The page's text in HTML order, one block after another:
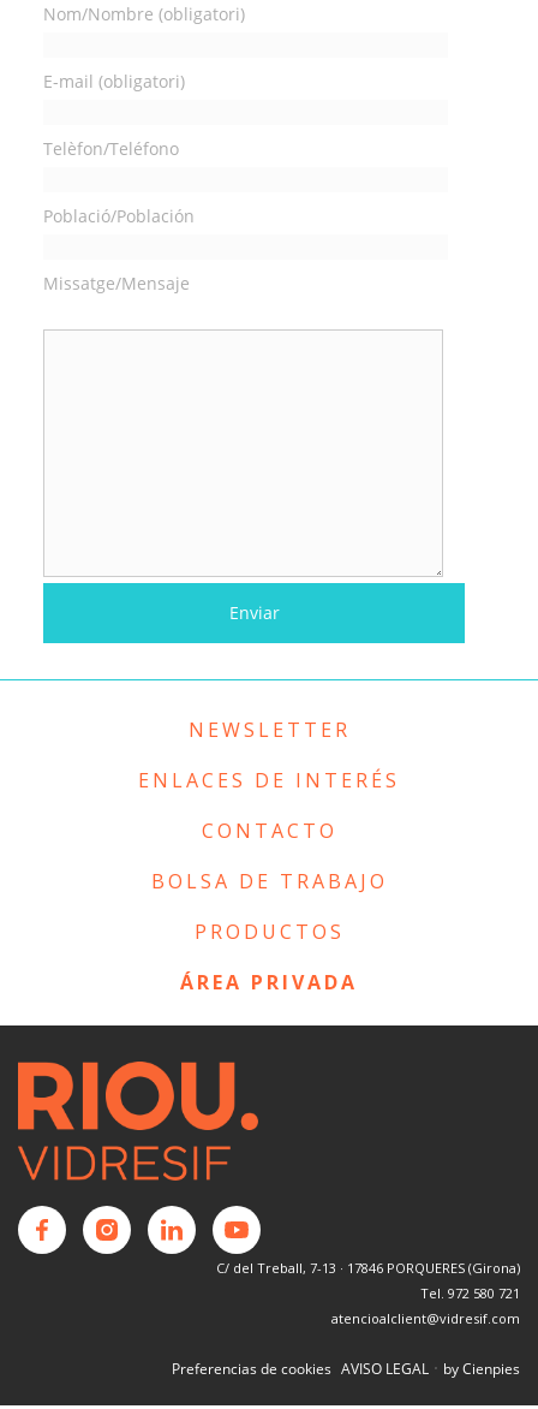
Nom/Nombre (obligatori)
E-mail (obligatori)
Telèfon/Teléfono
Població/Población
Missatge/Mensaje
NEWSLETTER
ENLACES DE INTERÉS
CONTACTO
BOLSA DE TRABAJO
PRODUCTOS
ÁREA PRIVADA
C/ del Treball, 7-13 · 17846 PORQUERES (Girona)
Tel. 972 580 721
atencioalclient@vidresif.com
Preferencias de cookies AVISO LEGAL · by Cienpies